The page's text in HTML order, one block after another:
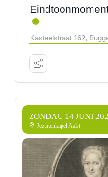
Kasteelstraat 162,
ZONDAG 14 JUNI
Jezuïtenkapel Aalst